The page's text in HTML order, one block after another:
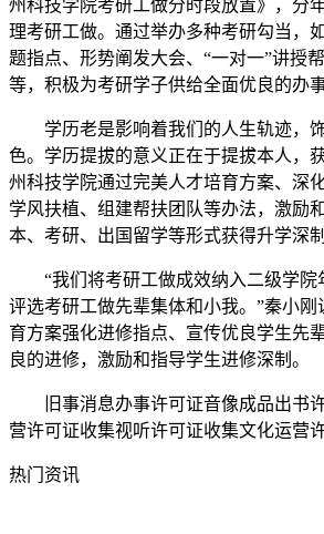
州科技学院考研工做分时段放置》，分
理考研工做。通过举办多种考研勾当，
题指点、形势阐发大会、“一对一”讲授
等，积极为考研学子供给全面优良的办
学历老是影响着我们的人生轨迹，
色。学历提拔的意义正在于提拔本人，
州科技学院通过完美人才培育方案、深
学风扶植、组建帮扶团队等办法，激励
本、考研、出国留学等形式获得升学深
“我们将考研工做成效纳入二级学院
评选考研工做先辈集体和小我。”秦小
育方案强化进修指点、宣传优良学生先
良的进修，激励和指导学生进修深制。
旧事消息办事许可证音像成品出书
营许可证收集视听许可证收集文化运营
热门资讯